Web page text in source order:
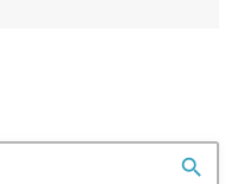
search